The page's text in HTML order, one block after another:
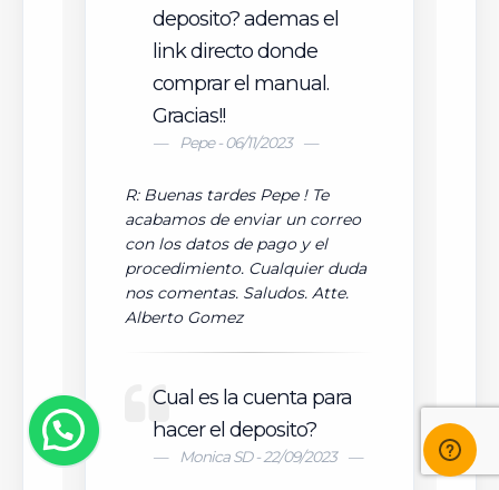
deposito? ademas el
link directo donde
comprar el manual.
Gracias!!
Pepe - 06/11/2023
R: Buenas tardes Pepe ! Te
acabamos de enviar un correo
con los datos de pago y el
procedimiento. Cualquier duda
nos comentas. Saludos. Atte.
Alberto Gomez
Cual es la cuenta para
hacer el deposito?
Monica SD - 22/09/2023